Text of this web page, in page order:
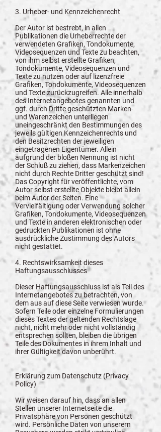
3. Urheber- und Kennzeichenrecht
Der Autor ist bestrebt, in allen
Publikationen die Urheberrechte der
verwendeten Grafiken, Tondokumente,
Videosequenzen und Texte zu beachten,
von ihm selbst erstellte Grafiken,
Tondokumente, Videosequenzen und
Texte zu nutzen oder auf lizenzfreie
Grafiken, Tondokumente, Videosequenzen
und Texte zurückzugreifen. Alle innerhalb
des Internetangebotes genannten und
ggf. durch Dritte geschützten Marken-
und Warenzeichen unterliegen
uneingeschränkt den Bestimmungen des
jeweils gültigen Kennzeichenrechts und
den Besitzrechten der jeweiligen
eingetragenen Eigentümer. Allein
aufgrund der bloßen Nennung ist nicht
der Schluß zu ziehen, dass Markenzeichen
nicht durch Rechte Dritter geschützt sind!
Das Copyright für veröffentlichte, vom
Autor selbst erstellte Objekte bleibt allein
beim Autor der Seiten. Eine
Vervielfältigung oder Verwendung solcher
Grafiken, Tondokumente, Videosequenzen
und Texte in anderen elektronischen oder
gedruckten Publikationen ist ohne
ausdrückliche Zustimmung des Autors
nicht gestattet.
4. Rechtswirksamkeit dieses
Haftungsausschlusses
Dieser Haftungsausschluss ist als Teil des
Internetangebotes zu betrachten, von
dem aus auf diese Seite verwiesen wurde.
Sofern Teile oder einzelne Formulierungen
dieses Textes der geltenden Rechtslage
nicht, nicht mehr oder nicht vollständig
entsprechen sollten, bleiben die übrigen
Teile des Dokumentes in ihrem Inhalt und
ihrer Gültigkeit davon unberührt.
Erklärung zum Datenschutz (Privacy
Policy)
Wir weisen darauf hin, dass an allen
Stellen unserer Internetseite die
Privatsphäre von Personen geschützt
wird. Persönliche Daten von unserern